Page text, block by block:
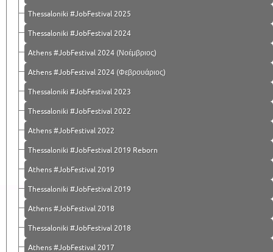
Thessaloniki #JobFestival 2025
Thessaloniki #JobFestival 2024
Athens #JobFestival 2024 (Νοέμβριος)
Athens #JobFestival 2024 (Φεβρουάριος)
Thessaloniki #JobFestival 2023
Thessaloniki #JobFestival 2022
Athens #JobFestival 2022
Thessaloniki #JobFestival 2019 Reborn
Athens #JobFestival 2019
Thessaloniki #JobFestival 2019
Athens #JobFestival 2018
Thessaloniki #JobFestival 2018
Athens #JobFestival 2017